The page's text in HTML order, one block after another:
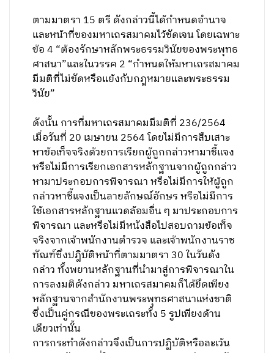
ตามมาตรา 15 ตรี ดังกล่าวนี้ได้กำหนดอำนาจ
และหน้าที่ของมหาเถรสมาคมไว้ชัดเจน โดยเฉพาะ
ข้อ 4 “ต้องรักษาหลักพระธรรมวินัยของพระพุทธ
ศาสนา”และในวรรค 2 “กำหนดให้มหาเถรสมาคม
มีมติที่ไม่ขัดหรือแย้งกับกฎหมายและพระธรรม
วินัย”
ดังนั้น การที่มหาเถรสมาคมมีมติที่ 236/2564
เมื่อวันที่ 20 เมษายน 2564 โดยไม่มีการสืบเสาะ
หาข้อเท็จจริงด้วยการเรียกผู้ถูกกล่าวหามาชี้แจง
หรือไม่มีการเรียกเอกสารหลักฐานจากผู้ถูกกล่าว
หามาประกอบการพิจารณา หรือไม่มีการให้ผู้ถูก
กล่าวหาชี้แจงเป็นลายลักษณ์อักษร หรือไม่มีการ
ใช้เอกสารหลักฐานแวดล้อมอื่น ๆ มาประกอบการ
พิจารณา และหรือไม่มีหนังสือไปสอบถามข้อเท็จ
จริงจากเจ้าพนักงานตำรวจ และเจ้าพนักงานราช
ทัณฑ์ซึ่งปฎิบัติหน้าที่ตามมาตรา 30 ในวันดัง
กล่าว ทั้งพยานหลักฐานที่นำมาสู่การพิจารณาใน
การลงมติดังกล่าว มหาเถรสมาคมก็ได้ยึดเพียง
หลักฐานจากสำนักงานพระพุทธศาสนาแห่งชาติ
ซึ่งเป็นคู่กรณีของพระเถระทั้ง 5 รูปเพียงด้าน
เดียวเท่านั้น
การกระทำดังกล่าวจึงเป็นการปฏิบัติหรือละเว้น